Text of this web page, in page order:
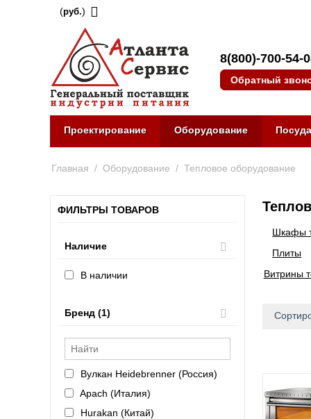
(руб.)
8(800)-700-54-
Обратный
Проектирование Оборудование Посуда
Главная / Оборудование / Тепловое оборудование
ФИЛЬТРЫ ТОВАРОВ
Наличие
В наличии
Бренд (1)
Вулкан Heidebrenner (Россия)
Apach (Италия)
Hurakan (Китай)
Шкафы
Плиты
Витрины